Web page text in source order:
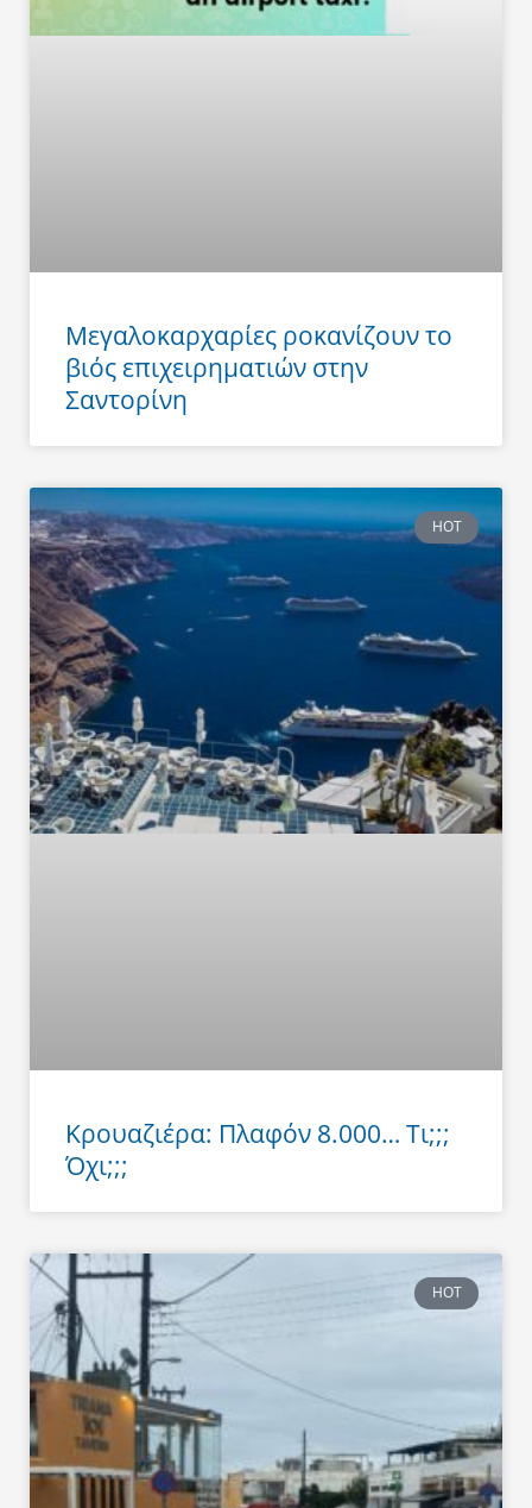
Μεγαλοκαρχαρίες ροκανίζουν το
βιός επιχειρηματιών στην
Σαντορίνη
HOT
Κρουαζιέρα: Πλαφόν 8.000… Τι;;;
Όχι;;;
HOT